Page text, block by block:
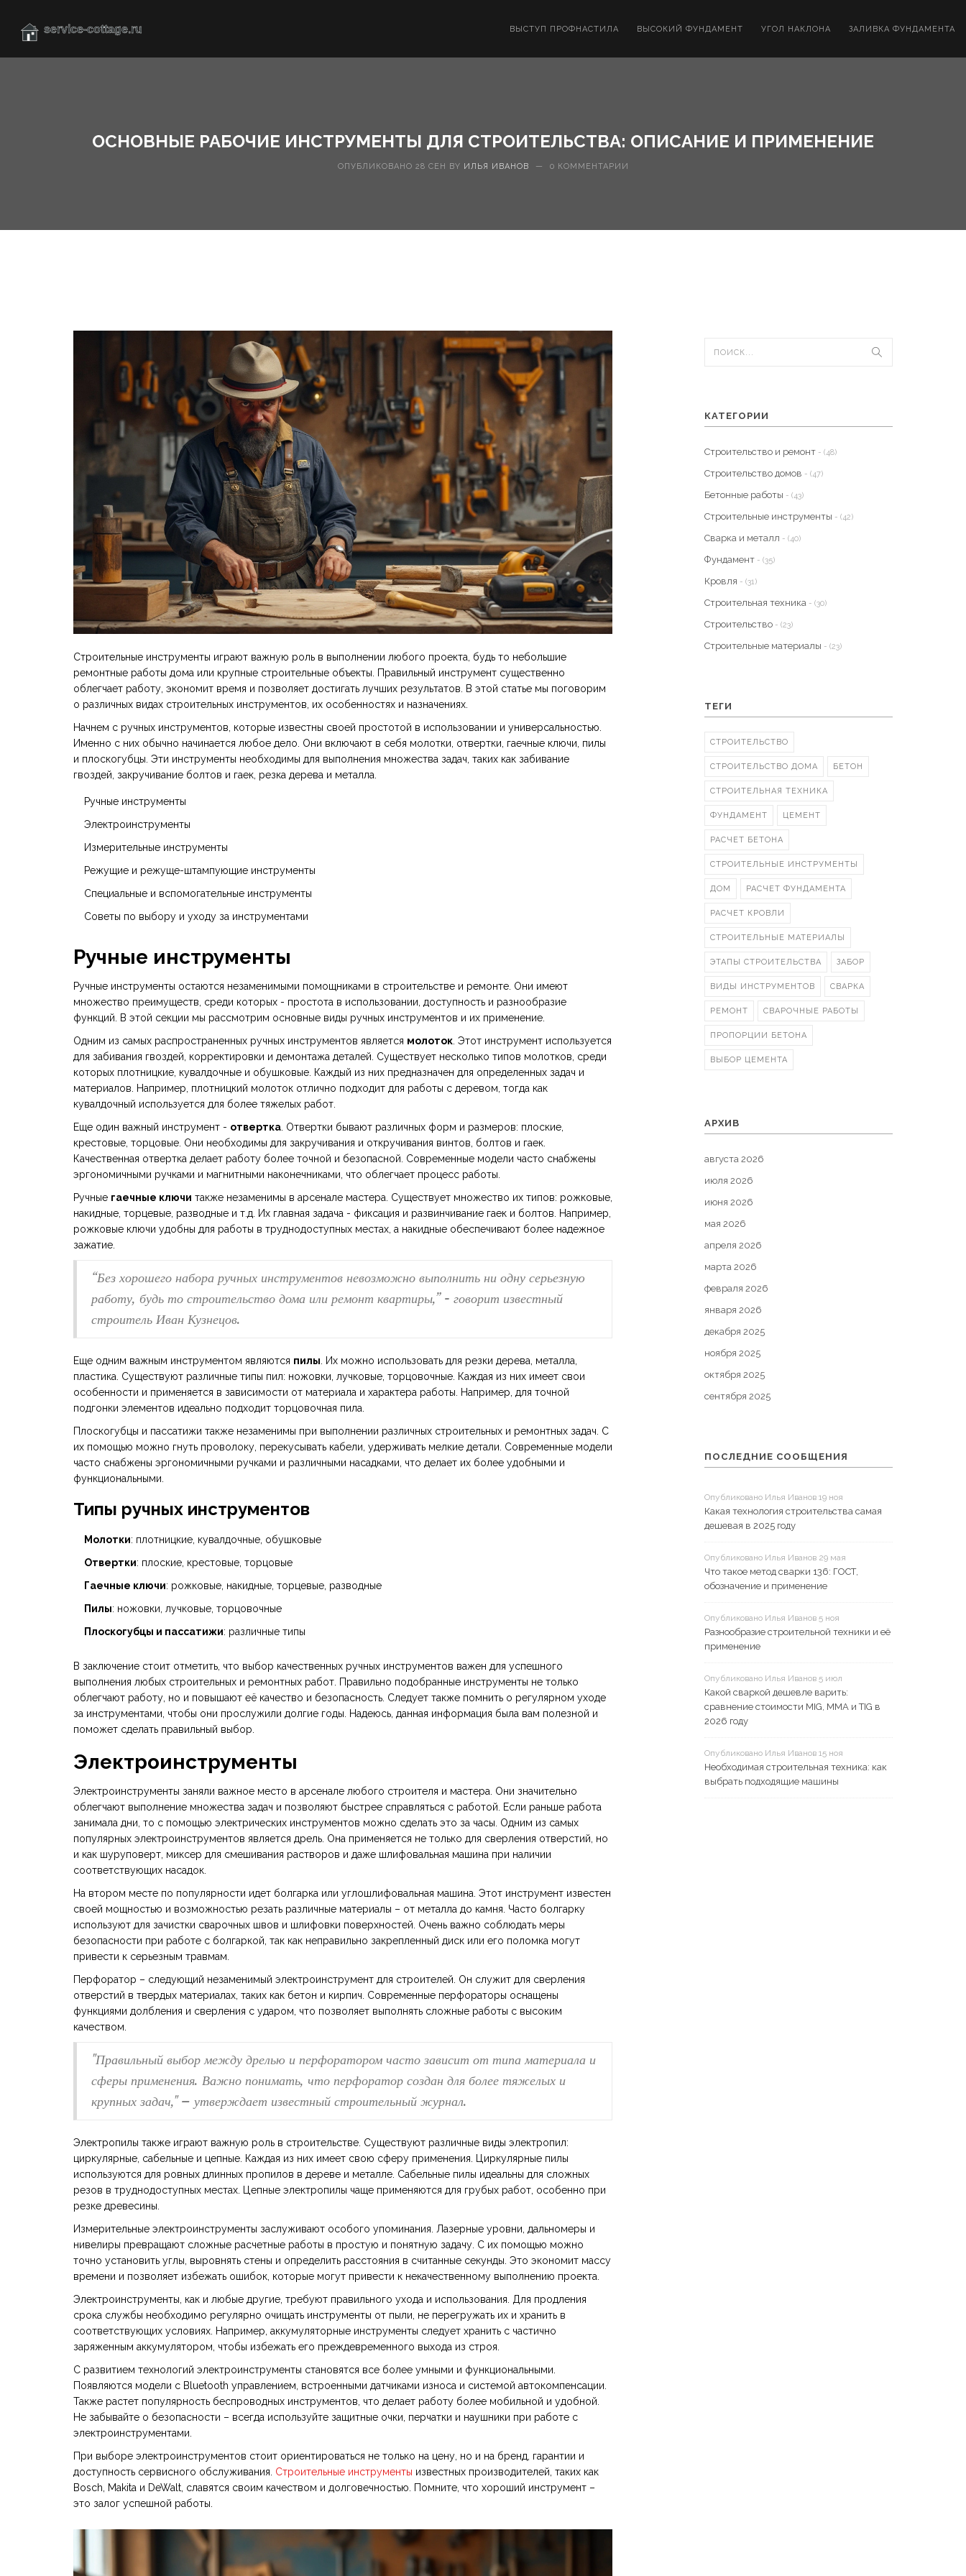
ВЫСТУП ПРОФНАСТИЛА ВЫСОКИЙ ФУНДАМЕНТ УГОЛ НАКЛОНА ЗАЛИВКА ФУНДАМЕНТА
ОСНОВНЫЕ РАБОЧИЕ ИНСТРУМЕНТЫ ДЛЯ СТРОИТЕЛЬСТВА: ОПИСАНИЕ И ПРИМЕНЕНИЕ
ОПУБЛИКОВАНО 28 СЕН BY ИЛЬЯ ИВАНОВ — 0 КОММЕНТАРИИ
Строительные инструменты играют важную роль в выполнении любого проекта, будь то небольшие
ремонтные работы дома или крупные строительные объекты. Правильный инструмент существенно
облегчает работу, экономит время и позволяет достигать лучших результатов. В этой статье мы поговорим
о различных видах строительных инструментов, их особенностях и назначениях.
Начнем с ручных инструментов, которые известны своей простотой в использовании и универсальностью.
Именно с них обычно начинается любое дело. Они включают в себя молотки, отвертки, гаечные ключи, пилы
и плоскогубцы. Эти инструменты необходимы для выполнения множества задач, таких как забивание
гвоздей, закручивание болтов и гаек, резка дерева и металла.
Ручные инструменты
Электроинструменты
Измерительные инструменты
Режущие и режуще-штампующие инструменты
Специальные и вспомогательные инструменты
Советы по выбору и уходу за инструментами
Ручные инструменты
Ручные инструменты остаются незаменимыми помощниками в строительстве и ремонте. Они имеют
множество преимуществ, среди которых - простота в использовании, доступность и разнообразие
функций. В этой секции мы рассмотрим основные виды ручных инструментов и их применение.
Одним из самых распространенных ручных инструментов является молоток . Этот инструмент используется
для забивания гвоздей, корректировки и демонтажа деталей. Существует несколько типов молотков, среди
которых плотницкие, кувалдочные и обушковые. Каждый из них предназначен для определенных задач и
материалов. Например, плотницкий молоток отлично подходит для работы с деревом, тогда как
кувалдочный используется для более тяжелых работ.
Еще один важный инструмент - отвертка . Отвертки бывают различных форм и размеров: плоские,
крестовые, торцовые. Они необходимы для закручивания и откручивания винтов, болтов и гаек.
Качественная отвертка делает работу более точной и безопасной. Современные модели часто снабжены
эргономичными ручками и магнитными наконечниками, что облегчает процесс работы.
Ручные гаечные ключи также незаменимы в арсенале мастера. Существует множество их типов: рожковые,
накидные, торцевые, разводные и т.д. Их главная задача - фиксация и развинчивание гаек и болтов. Например,
рожковые ключи удобны для работы в труднодоступных местах, а накидные обеспечивают более надежное
зажатие.
“Без хорошего набора ручных инструментов невозможно выполнить ни одну серьезную
работу, будь то строительство дома или ремонт квартиры,” - говорит известный
строитель Иван Кузнецов.
Еще одним важным инструментом являются пилы . Их можно использовать для резки дерева, металла,
пластика. Существуют различные типы пил: ножовки, лучковые, торцовочные. Каждая из них имеет свои
особенности и применяется в зависимости от материала и характера работы. Например, для точной
подгонки элементов идеально подходит торцовочная пила.
Плоскогубцы и пассатижи также незаменимы при выполнении различных строительных и ремонтных задач. С
их помощью можно гнуть проволоку, перекусывать кабели, удерживать мелкие детали. Современные модели
часто снабжены эргономичными ручками и различными насадками, что делает их более удобными и
функциональными.
Типы ручных инструментов
Молотки: плотницкие, кувалдочные, обушковые
Отвертки: плоские, крестовые, торцовые
Гаечные ключи: рожковые, накидные, торцевые, разводные
Пилы: ножовки, лучковые, торцовочные
Плоскогубцы и пассатижи: различные типы
В заключение стоит отметить, что выбор качественных ручных инструментов важен для успешного
выполнения любых строительных и ремонтных работ. Правильно подобранные инструменты не только
облегчают работу, но и повышают её качество и безопасность. Следует также помнить о регулярном уходе
за инструментами, чтобы они прослужили долгие годы. Надеюсь, данная информация была вам полезной и
поможет сделать правильный выбор.
Электроинструменты
Электроинструменты заняли важное место в арсенале любого строителя и мастера. Они значительно
облегчают выполнение множества задач и позволяют быстрее справляться с работой. Если раньше работа
занимала дни, то с помощью электрических инструментов можно сделать это за часы. Одним из самых
популярных электроинструментов является дрель. Она применяется не только для сверления отверстий, но
и как шуруповерт, миксер для смешивания растворов и даже шлифовальная машина при наличии
соответствующих насадок.
На втором месте по популярности идет болгарка или углошлифовальная машина. Этот инструмент известен
своей мощностью и возможностью резать различные материалы – от металла до камня. Часто болгарку
используют для зачистки сварочных швов и шлифовки поверхностей. Очень важно соблюдать меры
безопасности при работе с болгаркой, так как неправильно закрепленный диск или его поломка могут
привести к серьезным травмам.
Перфоратор – следующий незаменимый электроинструмент для строителей. Он служит для сверления
отверстий в твердых материалах, таких как бетон и кирпич. Современные перфораторы оснащены
функциями долбления и сверления с ударом, что позволяет выполнять сложные работы с высоким
качеством.
"Правильный выбор между дрелью и перфоратором часто зависит от типа материала и
сферы применения. Важно понимать, что перфоратор создан для более тяжелых и
крупных задач," – утверждает известный строительный журнал.
Электропилы также играют важную роль в строительстве. Существуют различные виды электропил:
циркулярные, сабельные и цепные. Каждая из них имеет свою сферу применения. Циркулярные пилы
используются для ровных длинных пропилов в дереве и металле. Сабельные пилы идеальны для сложных
резов в труднодоступных местах. Цепные электропилы чаще применяются для грубых работ, особенно при
резке древесины.
Измерительные электроинструменты заслуживают особого упоминания. Лазерные уровни, дальномеры и
нивелиры превращают сложные расчетные работы в простую и понятную задачу. С их помощью можно
точно установить углы, выровнять стены и определить расстояния в считанные секунды. Это экономит массу
времени и позволяет избежать ошибок, которые могут привести к некачественному выполнению проекта.
Электроинструменты, как и любые другие, требуют правильного ухода и использования. Для продления
срока службы необходимо регулярно очищать инструменты от пыли, не перегружать их и хранить в
соответствующих условиях. Например, аккумуляторные инструменты следует хранить с частично
заряженным аккумулятором, чтобы избежать его преждевременного выхода из строя.
С развитием технологий электроинструменты становятся все более умными и функциональными.
Появляются модели с Bluetooth управлением, встроенными датчиками износа и системой автокомпенсации.
Также растет популярность беспроводных инструментов, что делает работу более мобильной и удобной.
Не забывайте о безопасности – всегда используйте защитные очки, перчатки и наушники при работе с
электроинструментами.
При выборе электроинструментов стоит ориентироваться не только на цену, но и на бренд, гарантии и
доступность сервисного обслуживания. Строительные инструменты известных производителей, таких как
Bosch, Makita и DeWalt, славятся своим качеством и долговечностью. Помните, что хороший инструмент –
это залог успешной работы.
КАТЕГОРИИ
Строительство и ремонт - (48)
Строительство домов - (47)
Бетонные работы - (43)
Строительные инструменты - (42)
Сварка и металл - (40)
Фундамент - (35)
Кровля - (31)
Строительная техника - (30)
Строительство - (23)
Строительные материалы - (23)
ТЕГИ
СТРОИТЕЛЬСТВО
СТРОИТЕЛЬСТВО ДОМА БЕТОН
СТРОИТЕЛЬНАЯ ТЕХНИКА
ФУНДАМЕНТ ЦЕМЕНТ
РАСЧЕТ БЕТОНА
СТРОИТЕЛЬНЫЕ ИНСТРУМЕНТЫ
ДОМ РАСЧЕТ ФУНДАМЕНТА
РАСЧЕТ КРОВЛИ
СТРОИТЕЛЬНЫЕ МАТЕРИАЛЫ
ЭТАПЫ СТРОИТЕЛЬСТВА ЗАБОР
ВИДЫ ИНСТРУМЕНТОВ СВАРКА
РЕМОНТ СВАРОЧНЫЕ РАБОТЫ
ПРОПОРЦИИ БЕТОНА
ВЫБОР ЦЕМЕНТА
АРХИВ
августа 2026
июля 2026
июня 2026
мая 2026
апреля 2026
марта 2026
февраля 2026
января 2026
декабря 2025
ноября 2025
октября 2025
сентября 2025
ПОСЛЕДНИЕ СООБЩЕНИЯ
Опубликовано Илья Иванов 19 ноя
Какая технология строительства самая
дешевая в 2025 году
Опубликовано Илья Иванов 29 мая
Что такое метод сварки 136: ГОСТ,
обозначение и применение
Опубликовано Илья Иванов 5 ноя
Разнообразие строительной техники и её
применение
Опубликовано Илья Иванов 5 июл
Какой сваркой дешевле варить:
сравнение стоимости MIG, MMA и TIG в
2026 году
Опубликовано Илья Иванов 15 ноя
Необходимая строительная техника: как
выбрать подходящие машины